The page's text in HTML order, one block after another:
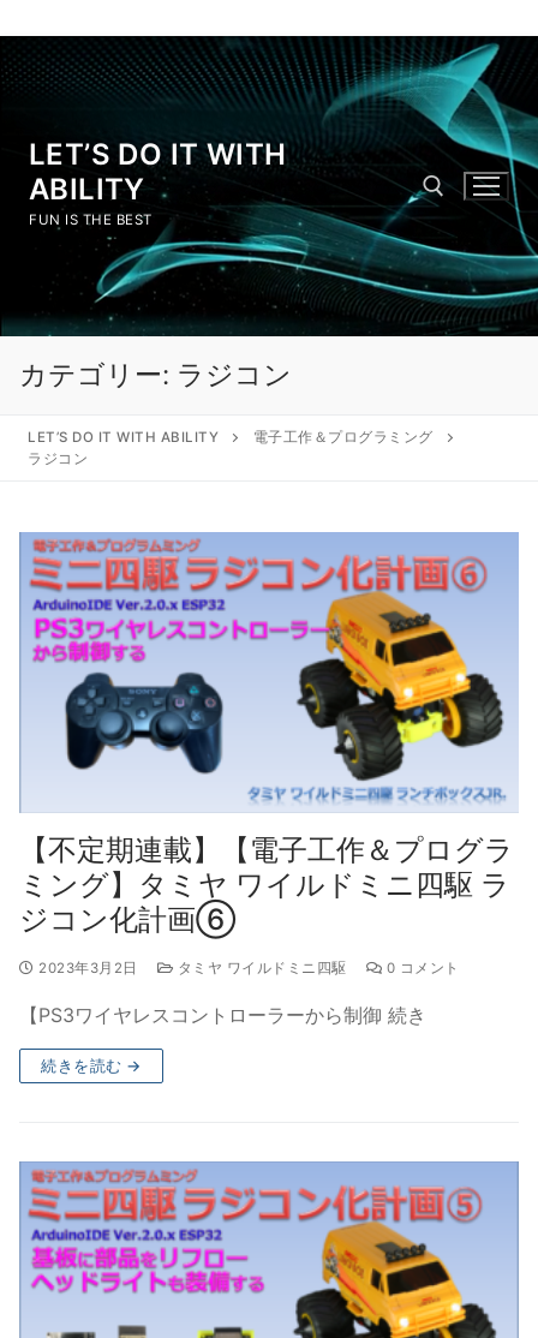
LET’S DO IT WITH
ABILITY
FUN IS THE BEST
カテゴリー: ラジコン
LET’S DO IT WITH ABILITY
電子工作＆プログラミング
ラジコン
【不定期連載】【電子工作＆プログラ
ミング】タミヤ ワイルドミニ四駆 ラ
ジコン化計画⑥
2023年3月2日 タミヤ ワイルドミニ四駆 0 コメント
【PS3ワイヤレスコントローラーから制御 続き
続きを読む →